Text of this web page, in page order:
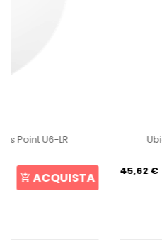
Ubiquiti NanoStation 5ac
45,62 €